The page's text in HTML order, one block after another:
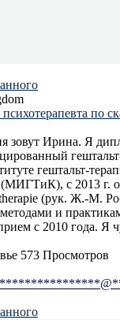
по
зовут Ирина. Я
гештальт-
(МИГТиК), с 2013 г.
therapie (рук. Ж.-М.
и
с 2010 года. Я
573 Просмотров